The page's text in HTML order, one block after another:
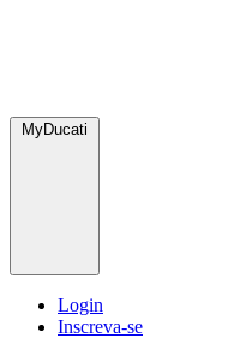
MyDucati
Login
Inscreva-se